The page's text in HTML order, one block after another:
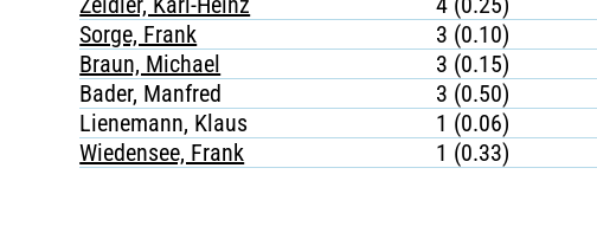
Sorge, Frank
3 (0.10)
Braun, Michael
3 (0.15)
Bader, Manfred
3 (0.50)
Lienemann, Klaus
1 (0.06)
Wiedensee, Frank
1 (0.33)